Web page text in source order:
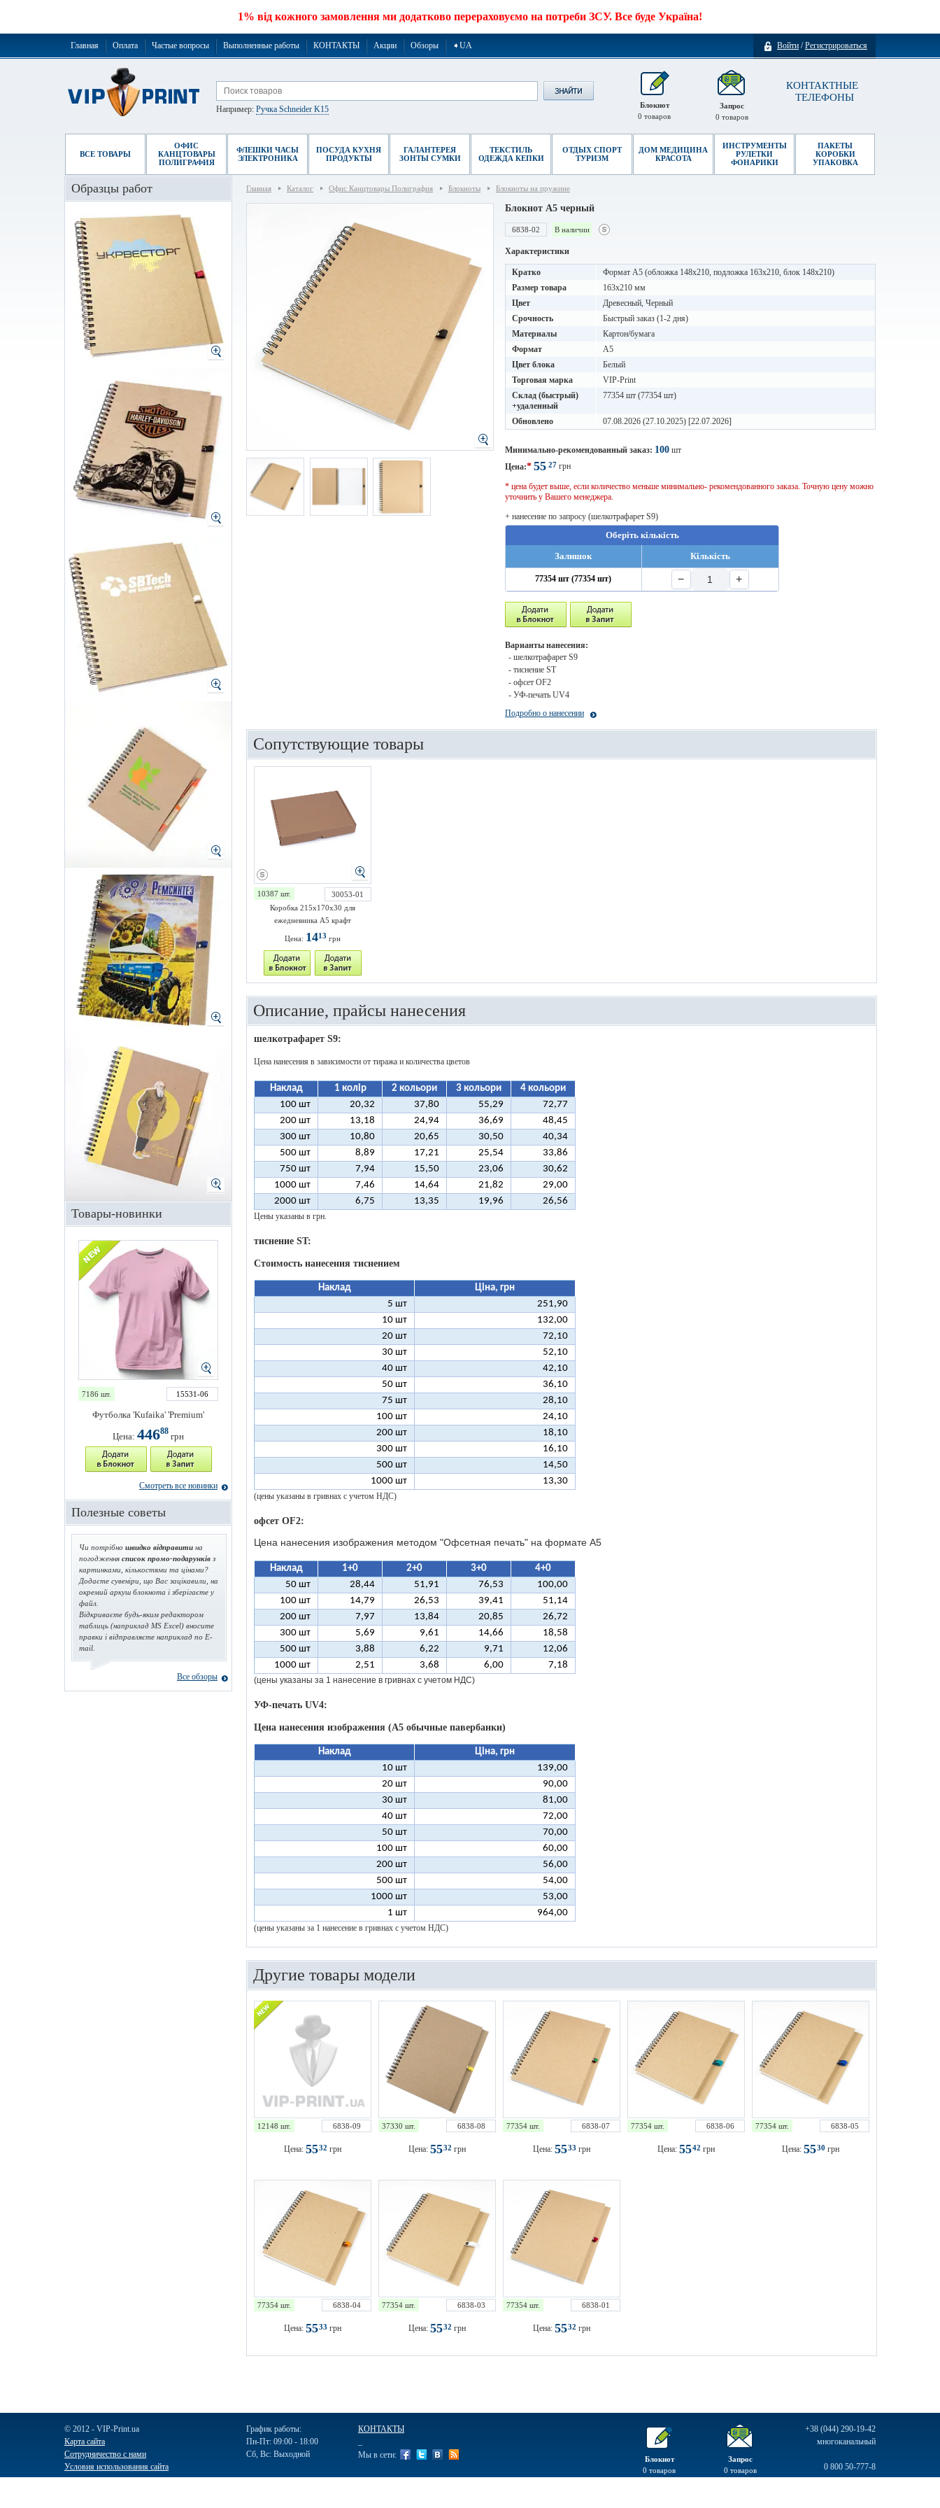
1% від кожного замовлення ми додатково перераховуємо на потреби ЗСУ. Все буде Україна!
Войти /Регистрироваться
Главная Оплата Частые вопросы Выполненные работы КОНТАКТЫ Акции Обзоры ➧UA
КОНТАКТНЫЕ
ТЕЛЕФОНЫ
Запрос
0 товаров
Например: Ручка Schneider K15
Блокнот
0 товаров
ВСЕ ТОВАРЫ
ОФИС
КАНЦТОВАРЫ
ПОЛИГРАФИЯ
ФЛЕШКИ ЧАСЫ
ЭЛЕКТРОНИКА
ПОСУДА КУХНЯ
ПРОДУКТЫ
ГАЛАНТЕРЕЯ
ЗОНТЫ СУМКИ
ТЕКСТИЛЬ
ОДЕЖДА КЕПКИ
ОТДЫХ СПОРТ
ТУРИЗМ
ДОМ МЕДИЦИНА
КРАСОТА
ИНСТРУМЕНТЫ
РУЛЕТКИ
ФОНАРИКИ
ПАКЕТЫ
КОРОБКИ
УПАКОВКА
Главная Каталог Офис Канцтовары Полиграфия Блокноты Блокноты на пружине
Блокнот A5 черный
6838-02 В наличии
Характеристики
Кратко
Формат А5 (обложка 148х210, подложка 163х210, блок 148х210)
Размер товара
163х210 мм
Цвет
Древесный, Черный
Срочность
Быстрый заказ (1-2 дня)
Материалы
Картон/бумага
Формат
A5
Цвет блока
Белый
Торговая марка
VIP-Print
Склад (быстрый)
+удаленный
77354 шт (77354 шт)
Обновлено 07.08.2026 (27.10.2025) [22.07.2026]
Минимально-рекомендованный заказ: 100 шт
Цена:* 55 27 грн
* цена будет выше, если количество меньше минимально- рекомендованного заказа. Точную цену можно
уточнить у Вашего менеджера.
+ нанесение по запросу (шелкотрафарет S9)
Оберіть кількість
Залишок
Кількість
77354 шт (77354 шт) − +
Варианты нанесения:
- шелкотрафарет S9
- тиснение ST
- офсет OF2
- УФ-печать UV4
Подробно о нанесении
Сопутствующие товары
10387 шт.
30053-01
Коробка 215х170х30 для
ежедневника А5 крафт
Цена: 1413 грн
Описание, прайсы нанесения
шелкотрафарет S9:
Цена нанесения в зависимости от тиража и количества цветов
Наклад 1 колір 2 кольори 3 кольори
4 кольори
100 шт
20,32 37,80 55,29
72,77
200 шт
13,18 24,94 36,69
48,45
300 шт
10,80 20,65 30,50
40,34
500 шт
8,89 17,21 25,54
33,86
750 шт
7,94 15,50 23,06
30,62
1000 шт
7,46 14,64 21,82
29,00
2000 шт
6,75 13,35 19,96 26,56
Цены указаны в грн.
тиснение ST:
Стоимость нанесения тиснением
Наклад
Ціна, грн
5 шт
251,90
10 шт
132,00
20 шт
72,10
30 шт
52,10
40 шт
42,10
50 шт
36,10
75 шт
28,10
100 шт
24,10
200 шт
18,10
300 шт
16,10
500 шт
14,50
1000 шт
13,30
(цены указаны в гривнах с учетом НДС)
офсет OF2:
Цена нанесения изображения методом "Офсетная печать" на формате A5
Наклад 1+0 2+0 3+0
4+0
50 шт
28,44 51,91 76,53
100,00
100 шт
14,79 26,53 39,41
51,14
200 шт
7,97 13,84 20,85
26,72
300 шт
5,69 9,61 14,66
18,58
500 шт
3,88 6,22 9,71
12,06
1000 шт
2,51 3,68 6,00 7,18
(цены указаны за 1 нанесение в гривнах с учетом НДС)
УФ-печать UV4:
Цена нанесения изображения (А5 обычные павербанки)
Наклад
Ціна, грн
10 шт
139,00
20 шт
90,00
30 шт
81,00
40 шт
72,00
50 шт
70,00
100 шт
60,00
200 шт
56,00
500 шт
54,00
1000 шт
53,00
1 шт
964,00
(цены указаны за 1 нанесение в гривнах с учетом НДС)
Другие товары модели
12148 шт. 6838-09
Цена: 5532 грн
37330 шт. 6838-08
Цена: 5532 грн
77354 шт. 6838-07
Цена: 5533 грн
77354 шт. 6838-06
Цена: 5542 грн
77354 шт. 6838-05
Цена: 5530 грн
77354 шт. 6838-04
Цена: 5533 грн
77354 шт. 6838-03
Цена: 5532 грн
77354 шт. 6838-01
Цена: 5532 грн
Образцы работ
Товары-новинки
7186 шт. 15531-06
Футболка 'Kufaika' 'Premium'
Цена: 44688 грн
Смотреть все новинки
Полезные советы
Чи потрібно швидко відправити на
погодження список промо-подарунків з
картинками, кількостями та цінами?
Додаєте сувеніри, що Вас зацікавили, на
окремий аркуш блокнота і зберігаєте у
файл.
Відкриваєте будь-яким редактором
таблиць (наприклад MS Excel) вносите
правки і відправляєте наприклад по E-
mail.
Все обзоры
+38 (044) 290-19-42
многоканальный
0 800 50-777-8
Запрос
0 товаров
Блокнот
0 товаров
© 2012 - VIP-Print.ua
Карта сайта
Сотрудничество с нами
Условия использования сайта
График работы:
Пн-Пт: 09:00 - 18:00
Сб, Вс: Выходной
КОНТАКТЫ
Мы в сети: